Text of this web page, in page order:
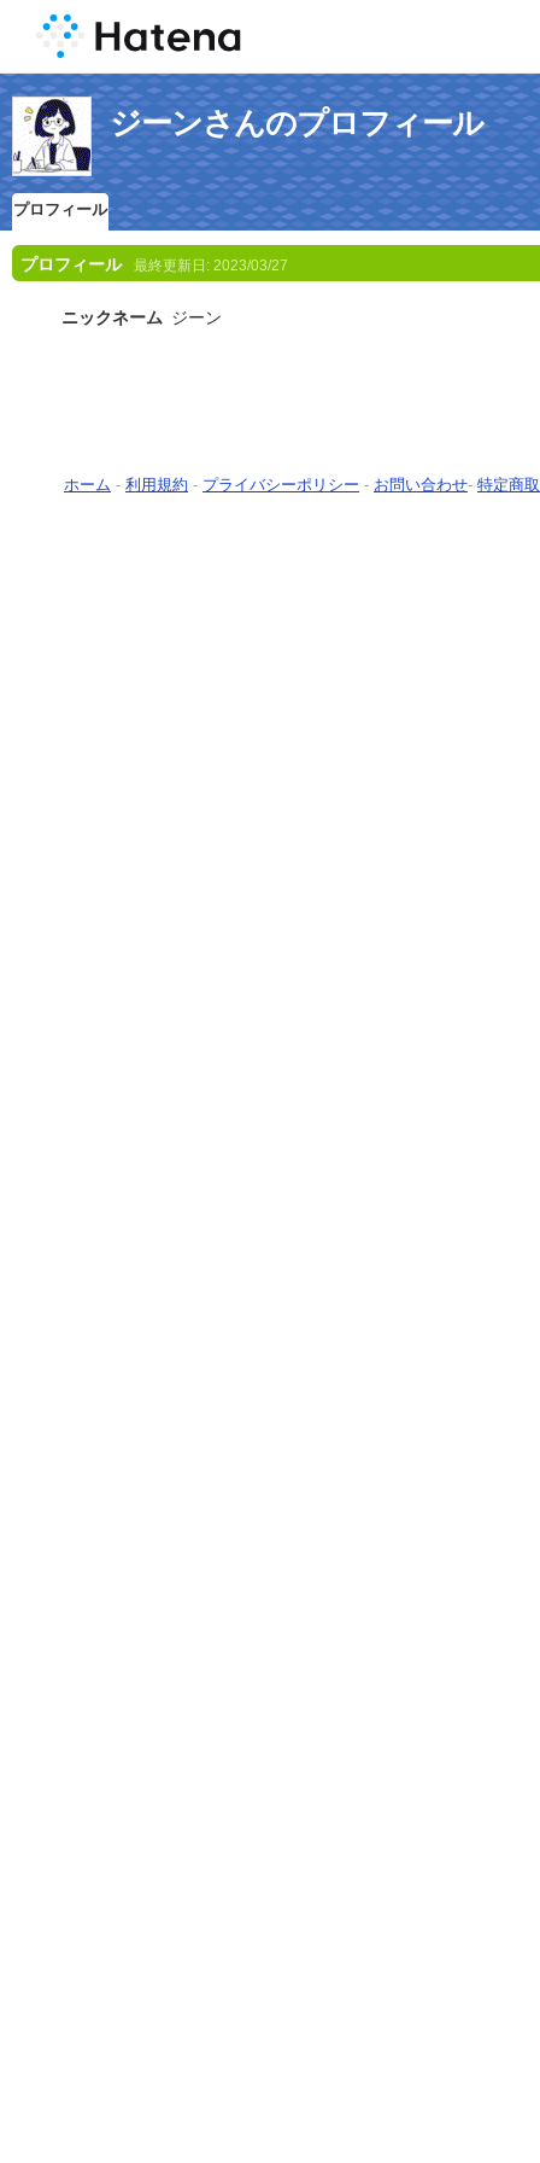
ジーンさんのプロフィール
プロフィール
プロフィール 最終更新日: 2023/03/27
ニックネーム ジーン
ホーム - 利用規約 - プライバシーポリシー - お問い合わせ- 特定商